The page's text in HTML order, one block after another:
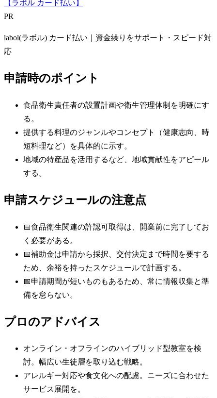
【ラボル カード払い】
PR
labol(ラボル) カード払い｜資金繰りをサポート・スピード対
応
申請時のポイント
食品衛生責任者の設置計画や衛生管理体制を明確にす
る。
提供する料理のジャンルやコンセプト（健康志向、時
短料理など）を具体的に示す。
地域の特産品を活用するなど、地域貢献性をアピール
する。
申請スケジュールの注意点
📅食品衛生関連の許認可取得は、開業前に完了してお
く必要がある。
📅補助金は申請から採択、交付決定まで時間を要する
ため、余裕を持ったスケジュールで計画する。
📅申請期間が短いものもあるため、常に情報収集と準
備を怠らない。
プロのアドバイス
オンライン・オフラインのハイブリッド型教室を検
討。幅広い生徒層を取り込む戦略。
アレルギー対応や食文化への配慮。ニーズに合わせた
サービス展開を。